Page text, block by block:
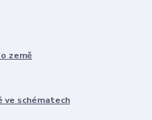
země
ve schématech